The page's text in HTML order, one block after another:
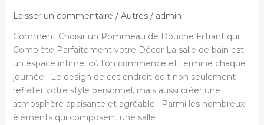
Laisser un commentaire / Autres/ admin
Comment Choisir un Pommeau de Douche Filtrant qui
Complète Parfaitement votre Décor La salle de bain est
un espace intime, où l’on commence et termine chaque
journée. Le design de cet endroit doit non seulement
refléter votre style personnel, mais aussi créer une
atmosphère apaisante et agréable. Parmi les nombreux
éléments qui composent une salle
douche
assorti
à
votre
décor